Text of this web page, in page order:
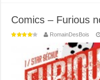
Comics – Furious
RomainDesBois